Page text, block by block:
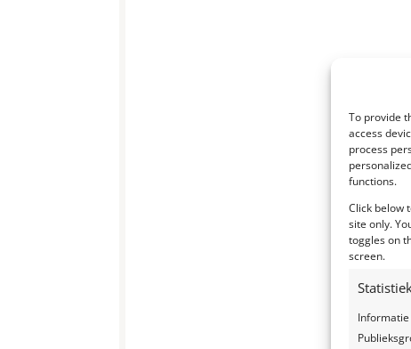
To provide
access
process
functions.
Click below
site only.
toggles on
screen.